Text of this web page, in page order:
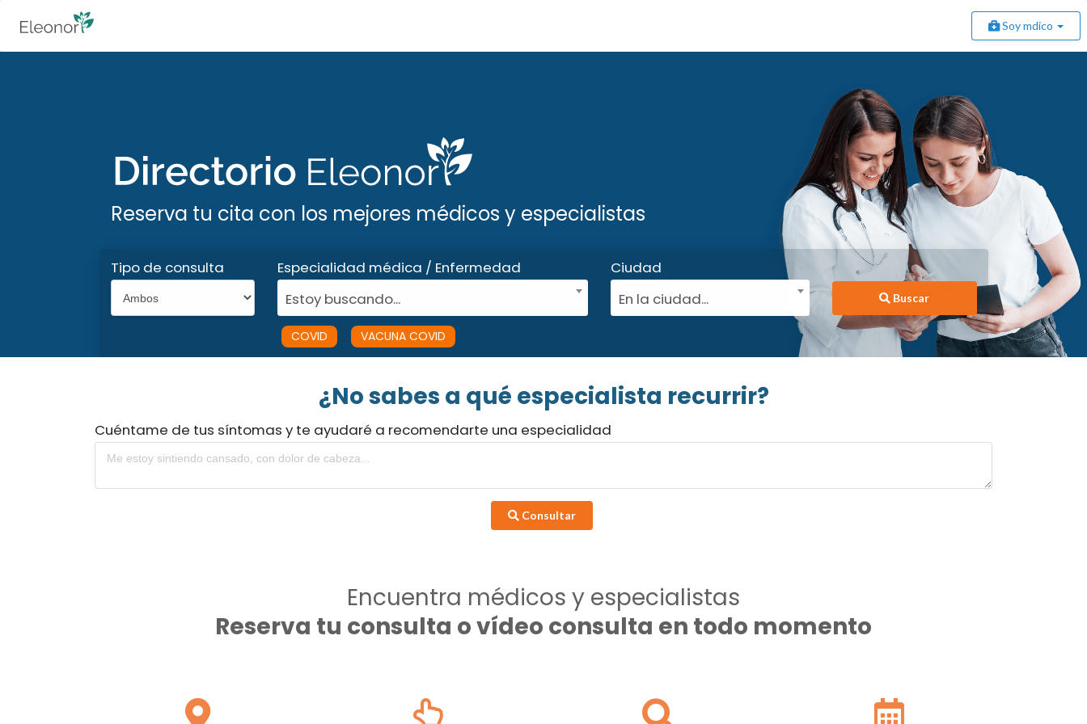
Soy mdico
Reserva tu cita con los mejores médicos y especialistas
Tipo de consulta
Especialidad médica / Enfermedad
Estoy buscando...
COVID VACUNA COVID
Ciudad
En la ciudad...
Buscar
¿No sabes a qué especialista recurrir?
Cuéntame de tus síntomas y te ayudaré a recomendarte una especialidad
Consultar
Encuentra médicos y especialistas
Reserva tu consulta o vídeo consulta en todo momento